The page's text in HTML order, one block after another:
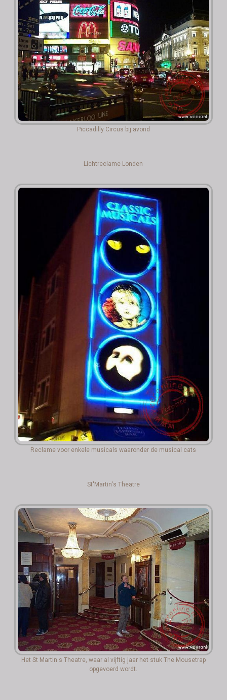
Piccadilly Circus bij avond
Lichtreclame Londen
Reclame voor enkele musicals waaronder de musical cats
St'Martin's Theatre
Het St Martin s Theatre, waar al vijftig jaar het stuk The Mousetrap
opgevoerd wordt.